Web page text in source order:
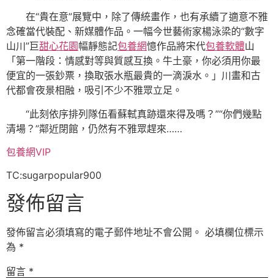
在“貴在意”展覽中，除了傳統畫作，也有承續了適意不雅
念確當代裝配、新媒體作品。一幅今世藝術家楊泳梁的“數字
山川”巨甜心花園幅靜態記包養網憶作品將宋代包養軟體山
「第一階段：情感對等與質感互換。牛土豪，你必須用你最
便宜的一張鈔票，換取張水瓶最貴的一滴淚水。」川畫和古
代都會夜景相融，吸引不少不雅眾立足。
“此刻依序排列隊伍看蘇軾真跡還來得及嗎？”“你們幾點
清場？”鄰近閉館，仍然有不雅眾趕來……
包養網VIP
TC:sugarpopular900
發佈留言
發佈留言必須填寫的電子郵件地址不會公開。 必填欄位標示
為 *
留言 *